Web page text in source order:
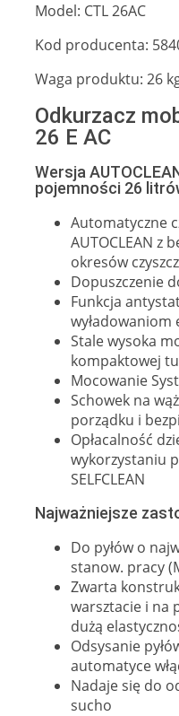
Model: CTL 26AC
Kod producenta:
Waga produktu: 26
Odkurzacz
26 E AC
Wersja
pojemności 26
Automatyczne
AUTOCLEAN z
okresów
Dopuszczenie
Funkcja
Stale wysoka
kompaktowej
Mocowanie
Schowek na
porządku i
Opłacalność
wykorzystaniu
SELFCLEAN
Najważniejsze
Do pyłów o
stanow. pracy
Zwarta
warsztacie i na
dużą
Odsysanie
automatyce
Nadaje się do
sucho